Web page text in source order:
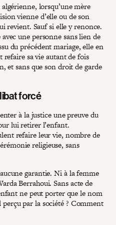
lorsqu’une mère
vienne d’elle ou de son
revient. Sauf si elle y renonce.
une personne sans lien de
du précédent mariage, elle en
refaire sa vie autant de fois
et sans que son droit de garde
forcé
à la justice une preuve du
lui retirer l’enfant.
refaire leur vie, nombre de
religieuse, sans
garantie. Ni à la femme
Berrahoui. Sans acte de
ne peut porter que le nom
par la société ? Comment